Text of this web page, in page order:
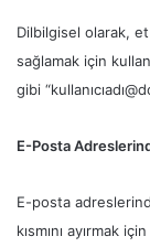
Dilbilgisel olarak, et
sağlamak için
gibi
E-Posta
E-posta
kısmını ayırmak